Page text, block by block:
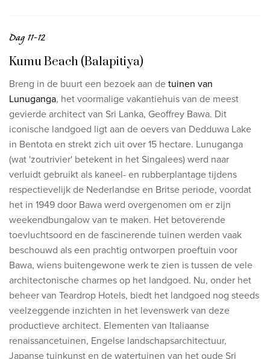
Dag 11-12
Kumu Beach (Balapitiya)
Breng in de buurt een bezoek aan detuinen van
Lunuganga, het voormalige vakantiehuis van de meest
gevierde architect van Sri Lanka, Geoffrey Bawa. Dit
iconische landgoed ligt aan de oevers van Dedduwa Lake
in Bentota en strekt zich uit over 15 hectare. Lunuganga
(wat 'zoutrivier' betekent in het Singalees) werd naar
verluidt gebruikt als kaneel- en rubberplantage tijdens
respectievelijk de Nederlandse en Britse periode, voordat
het in 1949 door Bawa werd overgenomen om er zijn
weekendbungalow van te maken. Het betoverende
toevluchtsoord en de fascinerende tuinen werden vaak
beschouwd als een prachtig ontworpen proeftuin voor
Bawa, wiens buitengewone werk te zien is tussen de vele
architectonische charmes op het landgoed. Nu, onder het
beheer van Teardrop Hotels, biedt het landgoed nog steeds
veelzeggende inzichten in het levenswerk van deze
productieve architect. Elementen van Italiaanse
renaissancetuinen, Engelse landschapsarchitectuur,
Japanse tuinkunst en de watertuinen van het oude Sri